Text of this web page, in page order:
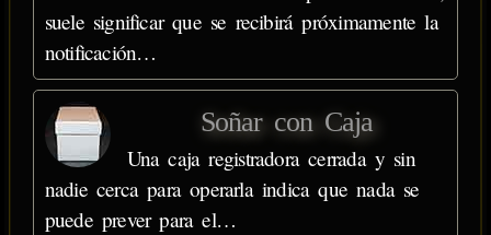
suele significar que se recibirá próximamente la
notificación…
Soñar con Caja
Una caja registradora cerrada y sin
nadie cerca para operarla indica que nada se
puede prever para el…